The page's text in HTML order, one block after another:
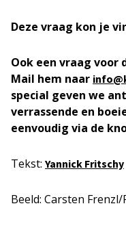
Deze vraag kon je
Ook een vraag voor
Mail hem naar
special geven we
verrassende en
eenvoudig via de
Tekst: Yannick Fritschy
Beeld: Carsten Frenzl/